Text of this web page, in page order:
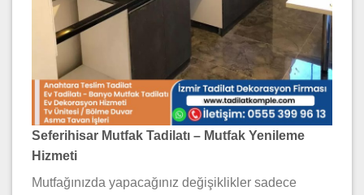
Seferihisar Mutfak Tadilatı – Mutfak Yenileme
Hizmeti
Mutfağınızda yapacağınız değişiklikler sadece